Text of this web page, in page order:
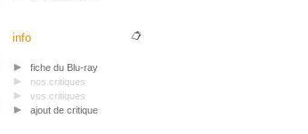
info
fiche du Blu-ray
nos critiques
vos critiques
ajout de critique